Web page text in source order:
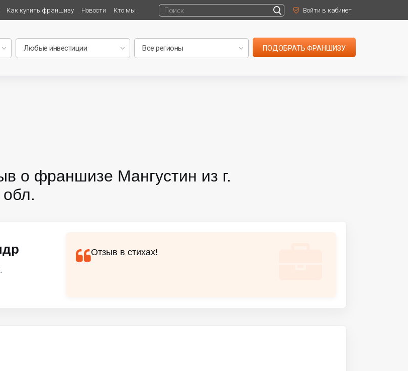
Как купить франшизу Новости Кто мы Войти в кабинет
ПОДОБРАТЬ ФРАНШИЗУ
о франшизе Мангустин из г.
Отзыв в стихах!